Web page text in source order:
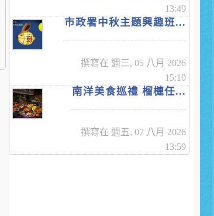
13:49
市政署中秋主題興趣班...
撰寫在 週三, 05 八月 2026
15:10
南洋美食巡禮 榴槤任...
撰寫在 週五, 07 八月 2026
13:59